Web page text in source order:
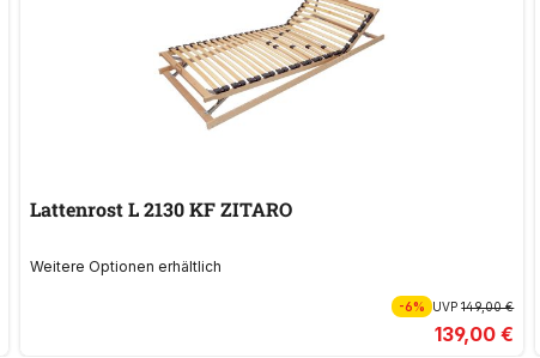
Lattenrost L 2130 KF ZITARO
Weitere Optionen erhältlich
-6% UVP149,00 €
139,00 €